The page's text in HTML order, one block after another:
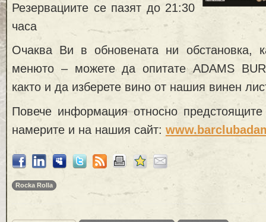
Резервациите се пазят до 21:30
часа
Очаква Ви в обновената ни обстановка,
менюто – можете да опитате ADAMS
както и да изберете вино от нашия винен
Повече информация относно
намерите и на нашия сайт:
Rocka Rolla